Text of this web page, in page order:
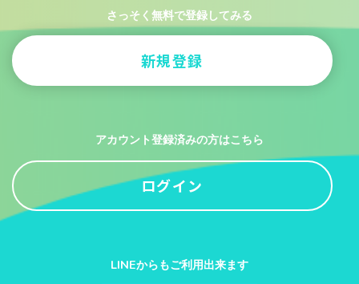
さっそく無料で登録してみる
新規登録
アカウント登録済みの方はこちら
ログイン
LINEからもご利用出来ます